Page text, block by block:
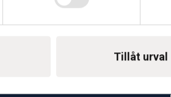
Tillåt urval